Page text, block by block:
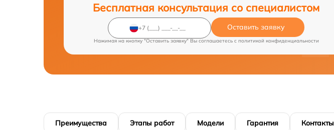
Бесплатная консультация со специалистом
Оставить заявку
Нажимая на кнопку "Оставить заявку" Вы соглашаетесь c политикой конфиденциальности
Преимущества Этапы работ Модели Гарантия Контакты